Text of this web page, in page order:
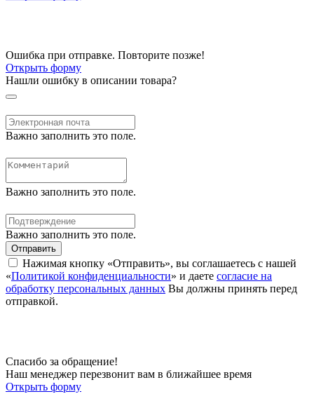
Ошибка при отправке. Повторите позже!
Открыть форму
Нашли ошибку в описании товара?
Важно заполнить это поле.
Важно заполнить это поле.
Важно заполнить это поле.
Отправить
Нажимая кнопку «Отправить», вы соглашаетесь с нашей
«Политикой конфиденциальности» и даете согласие на
обработку персональных данных Вы должны принять перед
отправкой.
Спасибо за обращение!
Наш менеджер перезвонит вам в ближайшее время
Открыть форму